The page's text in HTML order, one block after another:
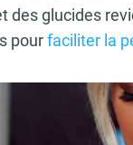
des glucides
pourfaciliter la